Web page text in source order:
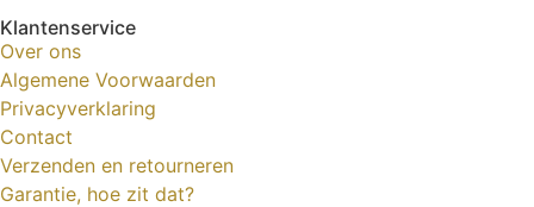
Klantenservice
Over ons
Algemene Voorwaarden
Privacyverklaring
Contact
Verzenden en retourneren
Garantie, hoe zit dat?